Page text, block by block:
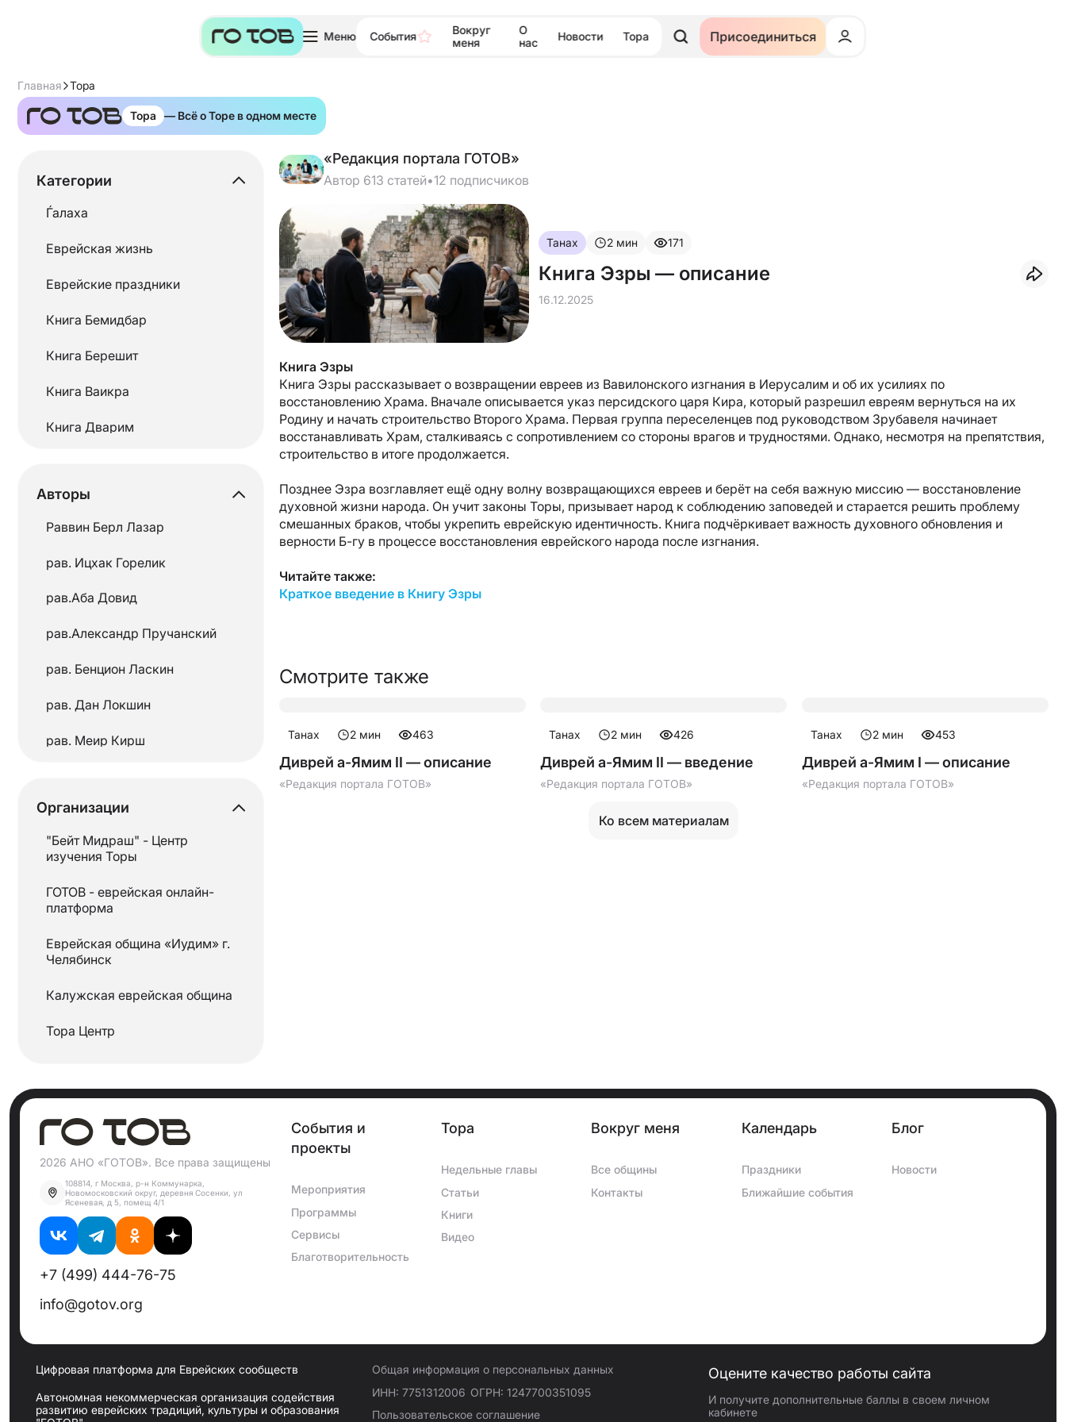
Меню События
Вокруг
меня
О
нас
Новости Тора Присоединиться
Главная Тора
Тора — Всё о Торе в одном месте
Категории
Ѓалаха
Еврейская жизнь
Еврейские праздники
Книга Бемидбар
Книга Берешит
Книга Ваикра
Книга Дварим
Месяцы еврейского
Тора
Авторы
Раввин Берл Лазар
рав. Ицхак Горелик
рав.Аба Довид
рав.Александр Пручанский
рав. Бенцион Ласкин
рав. Дан Локшин
рав. Меир Кирш
рав. Ойшие Михоэль
Рав. Шолом Певзнер
рав.Эли Коган
«Редакция портала ГОТОВ»
Организации
"Бейт Мидраш" - Центр
изучения Торы
ГОТОВ - еврейская онлайн-
платформа
Еврейская община «Иудим» г.
Челябинск
Калужская еврейская община
Тора Центр
«Редакция портала ГОТОВ»
Автор 613 статей•12 подписчиков
Танах 2 мин 171
Книга Эзры — описание
16.12.2025
Книга Эзры
Книга Эзры рассказывает о возвращении евреев из Вавилонского изгнания в Иерусалим и об их усилиях по
восстановлению Храма. Вначале описывается указ персидского царя Кира, который разрешил евреям вернуться на их
Родину и начать строительство Второго Храма. Первая группа переселенцев под руководством Зрубавеля начинает
восстанавливать Храм, сталкиваясь с сопротивлением со стороны врагов и трудностями. Однако, несмотря на препятствия,
строительство в итоге продолжается.
Позднее Эзра возглавляет ещё одну волну возвращающихся евреев и берёт на себя важную миссию — восстановление
духовной жизни народа. Он учит законы Торы, призывает народ к соблюдению заповедей и старается решить проблему
смешанных браков, чтобы укрепить еврейскую идентичность. Книга подчёркивает важность духовного обновления и
верности Б-гу в процессе восстановления еврейского народа после изгнания.
Читайте также:
Краткое введение в Книгу Эзры
Смотрите также
Танах 2мин 463
Диврей а-Ямим II — описание
«Редакция портала ГОТОВ»
Танах 2 мин 426
Диврей а-Ямим II — введение
«Редакция портала ГОТОВ»
Танах 2мин 453
Диврей а-Ямим I — описание
«Редакция портала ГОТОВ»
Ко всем материалам
2026 АНО «ГОТОВ». Все права защищены
108814, г Москва, р-н Коммунарка,
Новомосковский округ, деревня Сосенки, ул
Ясеневая, д 5, помещ 4/1
+7 (499) 444-76-75
info@gotov.org
События и
проекты
Мероприятия
Программы
Сервисы
Благотворительность
Тора
Недельные главы
Статьи
Книги
Видео
Вокруг меня
Все общины
Контакты
Календарь
Праздники
Ближайшие события
Блог
Новости
Цифровая платформа для Еврейских сообществ
Автономная некоммерческая организация содействия
развитию еврейских традиций, культуры и образования
Общая информация о персональных данных
ИНН: 7751312006 ОГРН: 1247700351095
Пользовательское соглашение
Оцените качество работы сайта
И получите дополнительные баллы в своем личном
кабинете